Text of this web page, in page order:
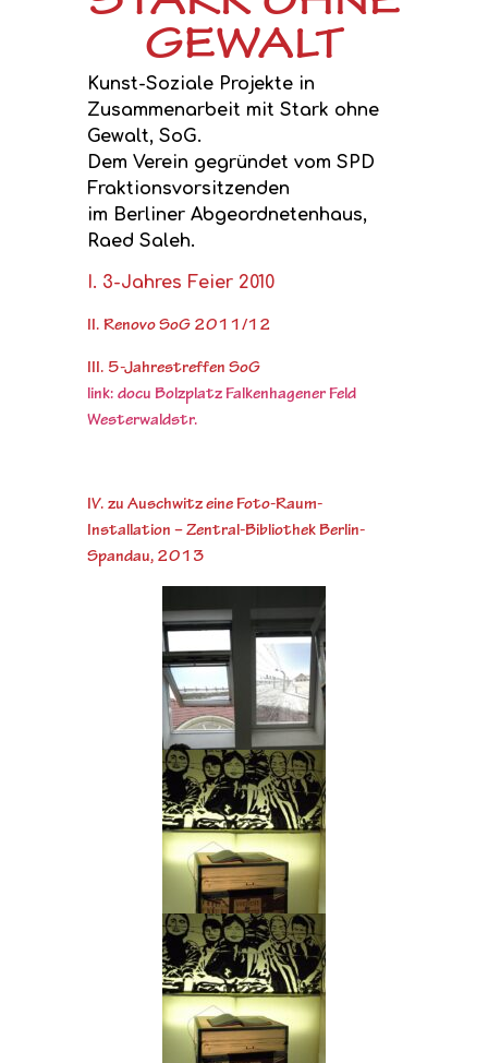
GEWALT
Kunst-Soziale Projekte in
Zusammenarbeit mit Stark ohne
Gewalt, SoG.
Dem Verein gegründet vom SPD
Fraktionsvorsitzenden
im Berliner Abgeordnetenhaus,
Raed Saleh.
I. 3-Jahres Feier 2010
II. Renovo SoG 2011/12
III. 5-Jahrestreffen SoG
link: docu Bolzplatz Falkenhagener Feld
Westerwaldstr.
IV. zu Auschwitz eine Foto-Raum-
Installation – Zentral-Bibliothek Berlin-
Spandau, 2013